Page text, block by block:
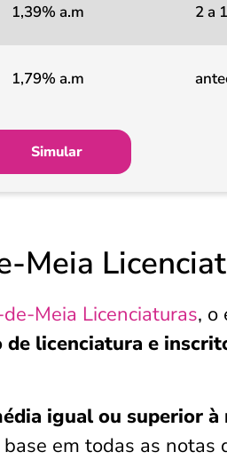
1,39% a.m 2 a
1,79% a.m
Simular
Meia
de-Meia Licenciaturas, o
licenciatura e
igual ou superior
em todas as notas